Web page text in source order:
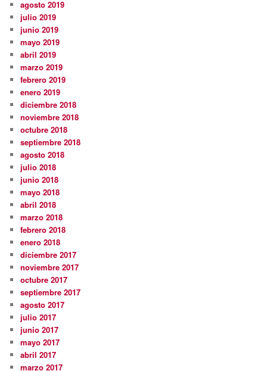
agosto 2019
julio 2019
junio 2019
mayo 2019
abril 2019
marzo 2019
febrero 2019
enero 2019
diciembre 2018
noviembre 2018
octubre 2018
septiembre 2018
agosto 2018
julio 2018
junio 2018
mayo 2018
abril 2018
marzo 2018
febrero 2018
enero 2018
diciembre 2017
noviembre 2017
octubre 2017
septiembre 2017
agosto 2017
julio 2017
junio 2017
mayo 2017
abril 2017
marzo 2017